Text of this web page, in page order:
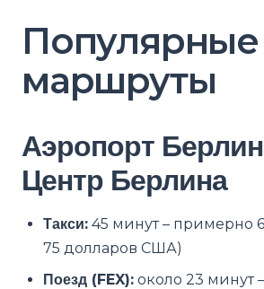
Популярные
маршруты
Аэропорт
Центр Берлина
Такси: 45 минут – примерно
75 долларов США)
Поезд (FEX): около 23 минут